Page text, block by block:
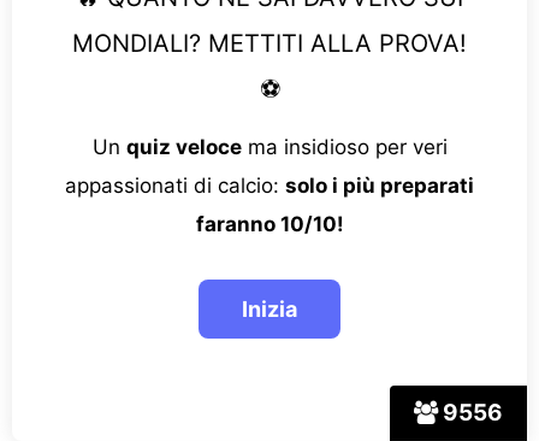
9556
MONDIALI? METTITI ALLA PROVA!
⚽
Un quiz velocema insidioso per veri
appassionati di calcio: solo i più preparati
faranno 10/10!